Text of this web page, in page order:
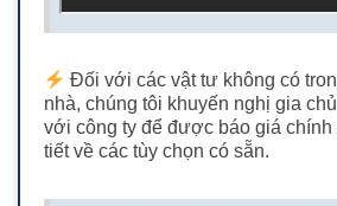
Đối với các vật tư không có
nhà, chúng tôi khuyến nghị gia
với công ty để được báo giá chính
tiết về các tùy chọn có sẵn.